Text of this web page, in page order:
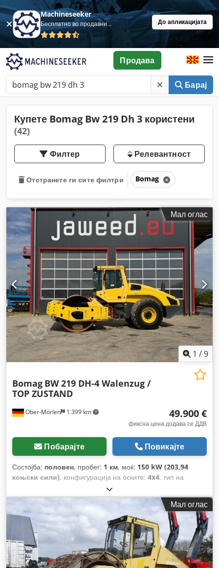
Machineseeker
Бесплатно во продавница До апликацијата
Барај
Продава
Купете Bomag Bw 219 Dh 3 користени
(42)
Филтер Релевантност
Отстранете ги сите филтри Bomag
Мал оглас
1 /9
Ober-Mörlen 1.399 km
Bomag BW 219 DH-4 Walenzug /
TOP ZUSTAND
49.900 €
фиксна цена додава се ДДВ
Побарајте Повикајте
Состојба: половен, пробег: 1 км, моќ: 150 kW (203,94
коњски сили), конфигурација на оските: 4x4, тип на
, Година на изградба:
Мал оглас